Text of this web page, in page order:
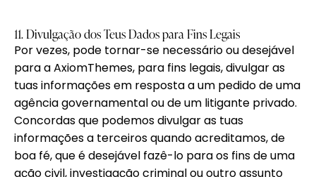
11. Divulgação dos Teus Dados para Fins Legais
Por vezes, pode tornar-se necessário ou desejável
para a AxiomThemes, para fins legais, divulgar as
tuas informações em resposta a um pedido de uma
agência governamental ou de um litigante privado.
Concordas que podemos divulgar as tuas
informações a terceiros quando acreditamos, de
boa fé, que é desejável fazê-lo para os fins de uma
ação civil, investigação criminal ou outro assunto